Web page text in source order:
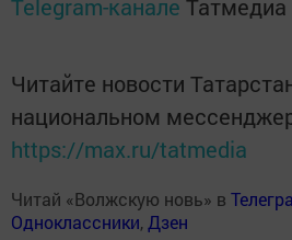
Telegram-канале Татмедиа
Читайте новости
национальном
https://max.ru/tatmedia
Читай «Волжскую новь» в
Одноклассники, Дзен